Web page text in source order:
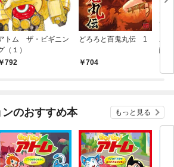
トム ザ・ビギニン
（１）
792
どろろと百鬼丸伝 1
704
ユ
醒
のおすすめ本 もっと見る